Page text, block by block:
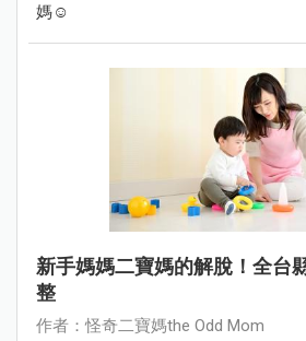
媽☺
新手媽媽二寶媽的解脫！全台
整
作者：怪奇二寶媽the Odd Mom